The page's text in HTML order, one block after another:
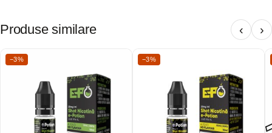
Produse similare ‹ ›
−3% −3%